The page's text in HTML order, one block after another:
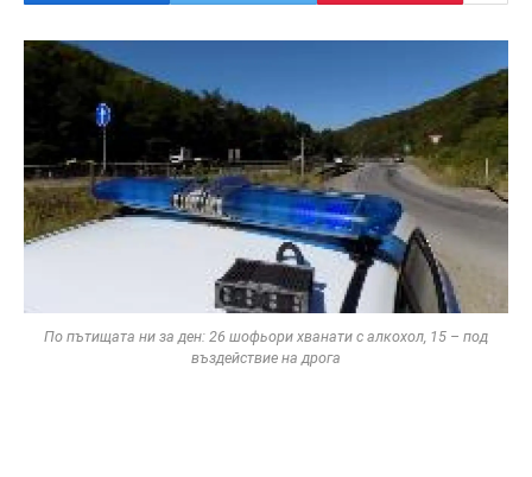
По пътищата ни за ден: 26 шофьори хванати с алкохол, 15 – под
въздействие на дрога